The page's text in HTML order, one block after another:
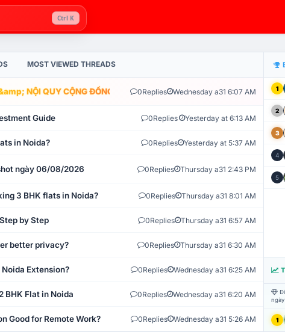
Ctrl K
MOST VIEWED THREADS
NỘI QUY CỘNG ĐỒNG VLIKE.VN: HỆ THỐNG GIÁM SÁT TỰ
0Replies Wednesday a31 6:07 AM
Guide 0Replies Yesterday at 6:13 AM
in Noida? 0Replies Yesterday at 5:37 AM
ngày 06/08/2026 0Replies Thursday a31 2:43 PM
3 BHK flats in Noida? 0Replies Thursday a31 8:01 AM
by Step 0Replies Thursday a31 6:57 AM
better privacy? 0Replies Thursday a31 6:30 AM
Extension? 0Replies Wednesday a31 6:25 AM
BHK Flat in Noida 0Replies Wednesday a31 6:20 AM
Good for Remote Work? 0Replies Wednesday a31 5:26 AM
1
2
3
4
5
1